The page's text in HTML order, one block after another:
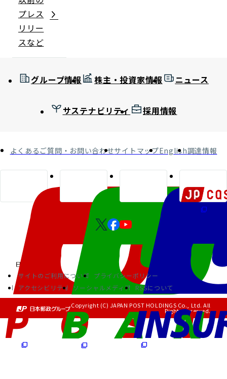
プレス
リリー
スなど
グループ情報 株主・投資家情報 ニュース
サステナビリティ 採用情報
よくあるご質問・お問い合わせサイトマップEnglish調達情報
サイトのご利用について
プライバシーポリシー
アクセシビリティ
ソーシャルメディア RSSについて
Copyright (C) JAPAN POST HOLDINGS Co., Ltd. All
Rights Reserved.